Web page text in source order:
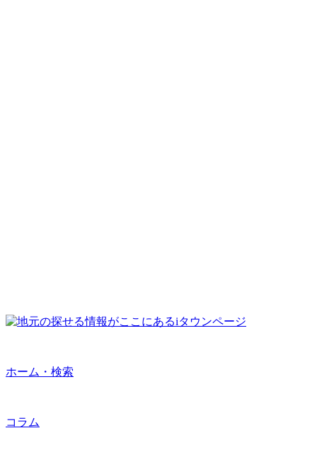
ホーム・検索
コラム